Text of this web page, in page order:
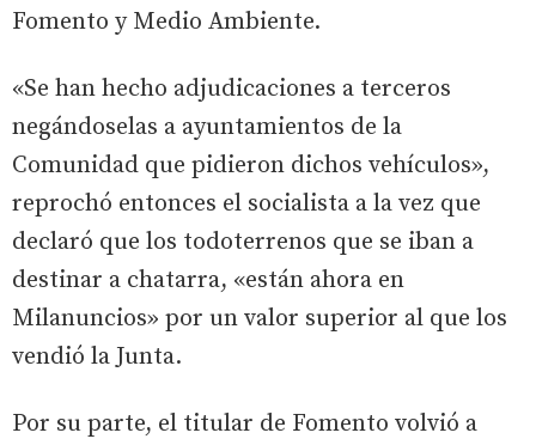
Fomento y Medio Ambiente.
«Se han hecho adjudicaciones a terceros
negándoselas a ayuntamientos de la
Comunidad que pidieron dichos vehículos»,
reprochó entonces el socialista a la vez que
declaró que los todoterrenos que se iban a
destinar a chatarra, «están ahora en
Milanuncios» por un valor superior al que los
vendió la Junta.
Por su parte, el titular de Fomento volvió a